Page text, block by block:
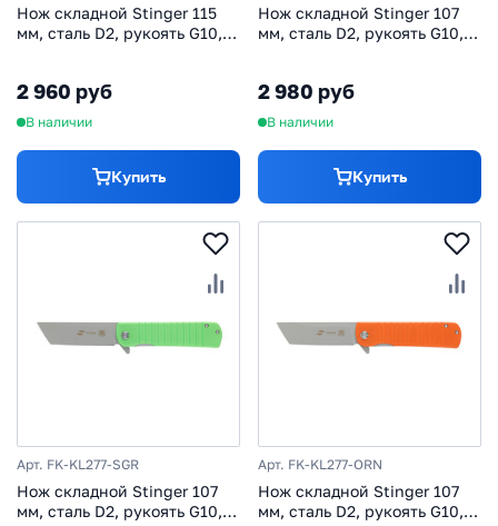
Нож складной Stinger 115
мм, сталь D2, рукоять G10,
2 960 руб
В наличии
Купить
Нож складной Stinger 107
мм, сталь D2, рукоять G10,
2 980 руб
В наличии
Купить
Арт. FK-KL277-SGR
Нож складной Stinger 107
мм, сталь D2, рукоять G10,
Арт. FK-KL277-ORN
Нож складной Stinger 107
мм, сталь D2, рукоять G10,